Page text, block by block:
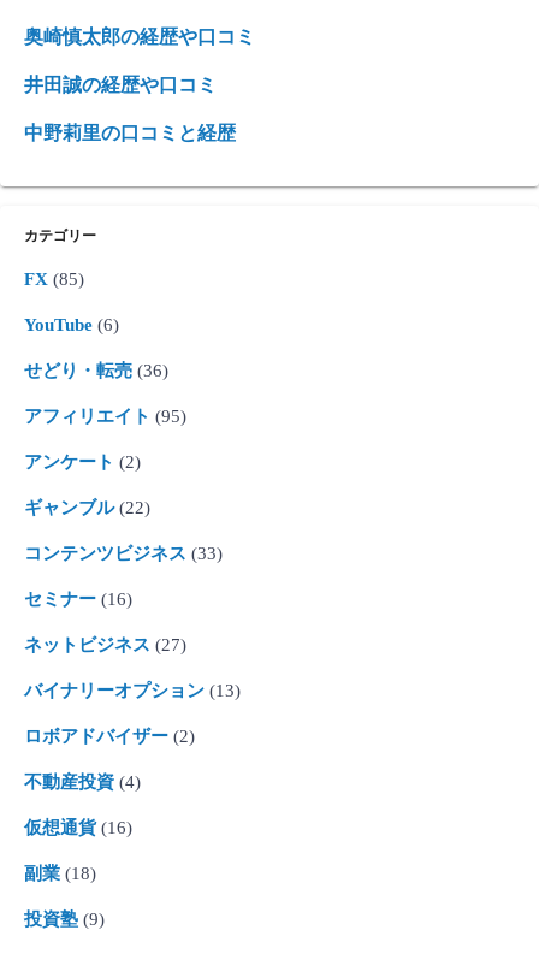
奥崎慎太郎の経歴や口コミ
井田誠の経歴や口コミ
中野莉里の口コミと経歴
カテゴリー
FX (85)
YouTube (6)
せどり・転売 (36)
アフィリエイト (95)
アンケート (2)
ギャンブル(22)
コンテンツビジネス (33)
セミナー (16)
ネットビジネス (27)
バイナリーオプション (13)
ロボアドバイザー (2)
不動産投資 (4)
仮想通貨(16)
副業 (18)
投資塾 (9)